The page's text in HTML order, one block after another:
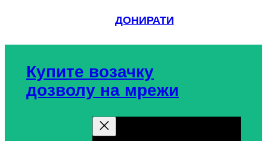
ДОНИРАТИ
Купите возачку
дозволу на мрежи